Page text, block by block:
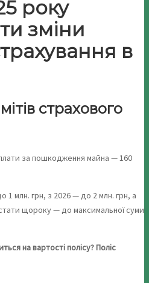
року
зміни
в
страхового
за пошкодження майна — 160
1 млн. грн, з 2026 — до 2 млн. грн, а
щороку — до максимальної суми
на вартості полісу? Поліс